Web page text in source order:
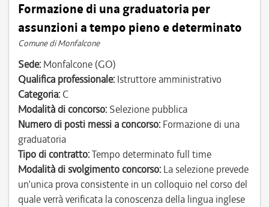
Formazione di una graduatoria per
assunzioni a tempo pieno e determinato
Comune di Monfalcone
Sede: Monfalcone (GO)
Qualifica professionale: Istruttore amministrativo
Categoria: C
Modalità di concorso: Selezione pubblica
Numero di posti messi a concorso: Formazione di una
graduatoria
Tipo di contratto:Tempo determinato full time
Modalità di svolgimento concorso: La selezione prevede
un’unica prova consistente in un colloquio nel corso del
quale verrà verificata la conoscenza della lingua inglese